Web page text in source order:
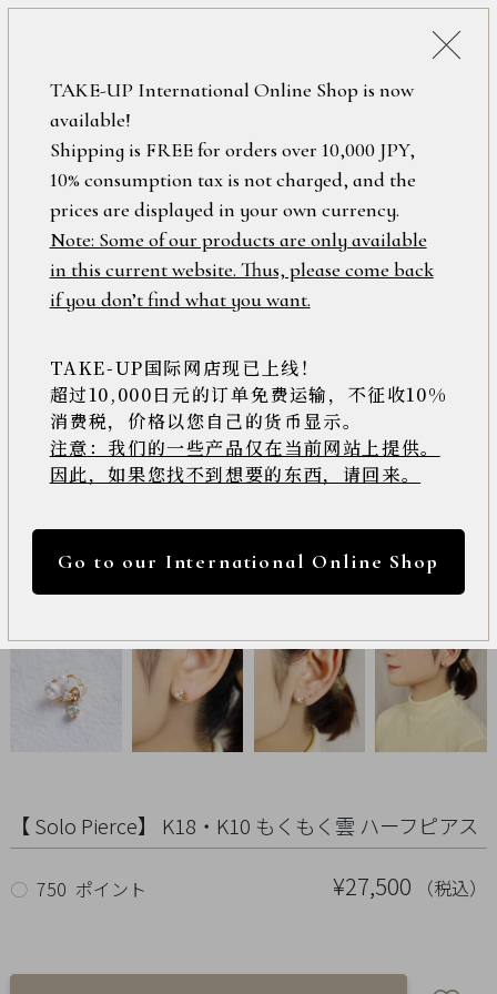
ONLINE SHOP
【 Solo Pierce】 K18・K10 もくもく雲 ハーフピアス
¥27,500 （税込）
○ 750 ポイント
フリーワード
在庫なし含む
アイテム
ロ
グ
イ
ン
/
新
規
会
登
録
>>
Online
Shop
Item
ALL
Necklace
Earrings
Earrings
TAKE-UP International Online Shop is now
available!
Shipping is FREE for orders over 10,000 JPY,
10% consumption tax is not charged, and the
prices are displayed in your own currency.
Note: Some of our products are only available
in this current website. Thus, please come back
if you don’t find what you want.
TAKE-UP国际网店现已上线！
超过10,000日元的订单免费运输，不征收10%
消费税，价格以您自己的货币显示。
注意：我们的一些产品仅在当前网站上提供。
因此，如果您找不到想要的东西，请回来。
Go to our International Online Shop